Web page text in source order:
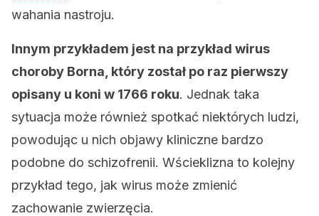
wahania nastroju.
Innym przykładem jest na przykład wirus
choroby Borna, który został po raz pierwszy
opisany u koni w 1766 roku. Jednak taka
sytuacja może również spotkać niektórych ludzi,
powodując u nich objawy kliniczne bardzo
podobne do schizofrenii. Wścieklizna to kolejny
przykład tego, jak wirus może zmienić
zachowanie zwierzęcia.